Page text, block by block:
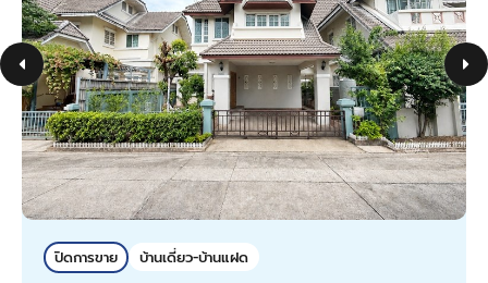
ปิดการขาย บ้านเดี่ยว-บ้านแฝด